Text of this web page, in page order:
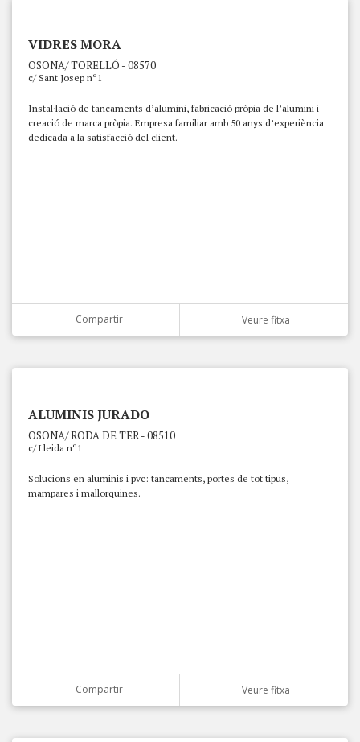
VIDRES MORA
OSONA/ TORELLÓ - 08570
c/ Sant Josep nº1
Instal·lació de tancaments d’alumini, fabricació pròpia de l’alumini i
creació de marca pròpia. Empresa familiar amb 50 anys d’experiència
dedicada a la satisfacció del client.
Compartir Veure fitxa
ALUMINIS JURADO
OSONA/ RODA DE TER - 08510
c/ Lleida nº1
Solucions en aluminis i pvc: tancaments, portes de tot tipus,
mampares i mallorquines.
Compartir Veure fitxa